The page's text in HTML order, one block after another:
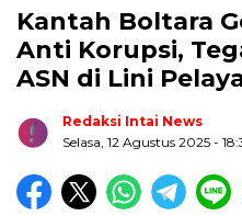
Kantah Boltara
Anti Korupsi,
ASN di Lini
Redaksi Intai News
Selasa, 12 Agustus 2025 -
Biru Kuning Geometris
Kantor Poster Horizontal